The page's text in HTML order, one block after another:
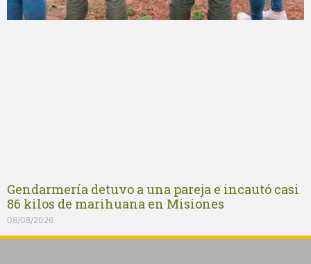
Gendarmería detuvo a una pareja e incautó casi
86 kilos de marihuana en Misiones
08/08/2026